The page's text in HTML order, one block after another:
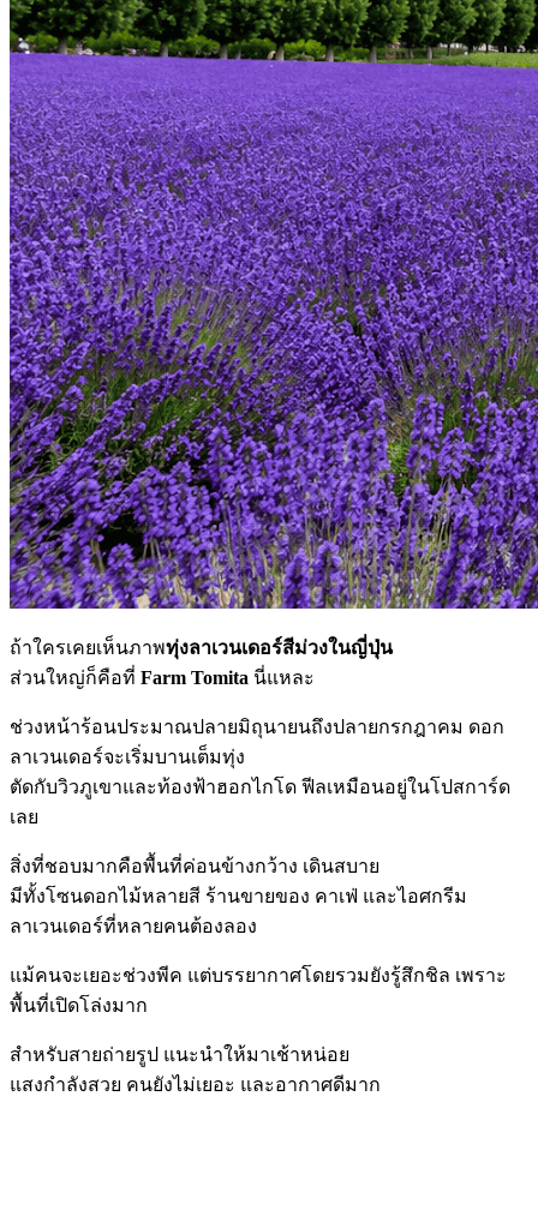
ถ้าใครเคยเห็นภาพทุ่งลาเวนเดอร์สีม่วงในญี่ปุ่น
ส่วนใหญ่ก็คือที่ Farm Tomita นี่แหละ
ช่วงหน้าร้อนประมาณปลายมิถุนายนถึงปลายกรกฎาคม ดอก
ลาเวนเดอร์จะเริ่มบานเต็มทุ่ง
ตัดกับวิวภูเขาและท้องฟ้าฮอกไกโด ฟีลเหมือนอยู่ในโปสการ์ด
เลย
สิ่งที่ชอบมากคือพื้นที่ค่อนข้างกว้าง เดินสบาย
มีทั้งโซนดอกไม้หลายสี ร้านขายของ คาเฟ่ และไอศกรีม
ลาเวนเดอร์ที่หลายคนต้องลอง
แม้คนจะเยอะช่วงพีค แต่บรรยากาศโดยรวมยังรู้สึกชิล เพราะ
พื้นที่เปิดโล่งมาก
สำหรับสายถ่ายรูป แนะนำให้มาเช้าหน่อย
แสงกำลังสวย คนยังไม่เยอะ และอากาศดีมาก